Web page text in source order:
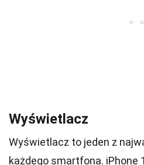
Wyświetlacz
Wyświetlacz to jeden z
każdego smartfona. iPhone